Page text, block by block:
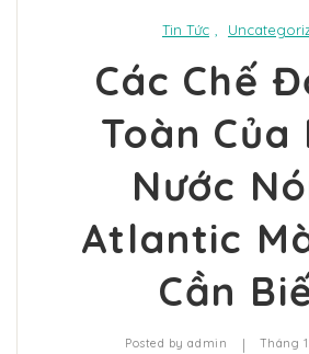
Tin Tức ,
Các Chế
Toàn Của
Nước
Atlantic
Cần
Posted byadmin | Tháng